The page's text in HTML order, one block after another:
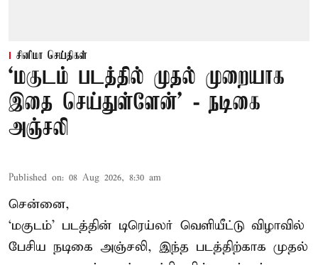
சினிமா செய்திகள்
‘மகுடம் படத்தில் முதல் முறையாக
இதை செய்துள்ளேன்’ - நடிகை
அஞ்சலி
Published on: 08 Aug 2026, 8:30 am
சென்னை,
‘மகுடம்’ படத்தின் டிரெய்லர் வெளியீட்டு விழாவில்
பேசிய நடிகை அஞ்சலி, இந்த படத்திற்காக முதல்